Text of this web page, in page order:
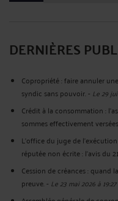
DERNIÈRES
Copropriété : faire annuler
syndic sans pouvoir.- Le 29
Crédit à la consommation :
sommes effectivement
L'office du juge de
réputée non écrite : l'avis du
Cession de créances : quand
preuve.- Le 23 mai 2026 à 19:27